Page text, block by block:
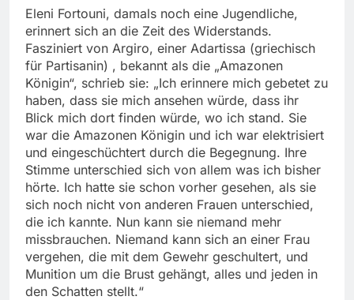
Eleni Fortouni, damals noch eine Jugendliche,
erinnert sich an die Zeit des Widerstands.
Fasziniert von Argiro, einer Adartissa (griechisch
für Partisanin) , bekannt als die „Amazonen
Königin“, schrieb sie: „Ich erinnere mich gebetet zu
haben, dass sie mich ansehen würde, dass ihr
Blick mich dort finden würde, wo ich stand. Sie
war die Amazonen Königin und ich war elektrisiert
und eingeschüchtert durch die Begegnung. Ihre
Stimme unterschied sich von allem was ich bisher
hörte. Ich hatte sie schon vorher gesehen, als sie
sich noch nicht von anderen Frauen unterschied,
die ich kannte. Nun kann sie niemand mehr
missbrauchen. Niemand kann sich an einer Frau
vergehen, die mit dem Gewehr geschultert, und
Munition um die Brust gehängt, alles und jeden in
den Schatten stellt.“